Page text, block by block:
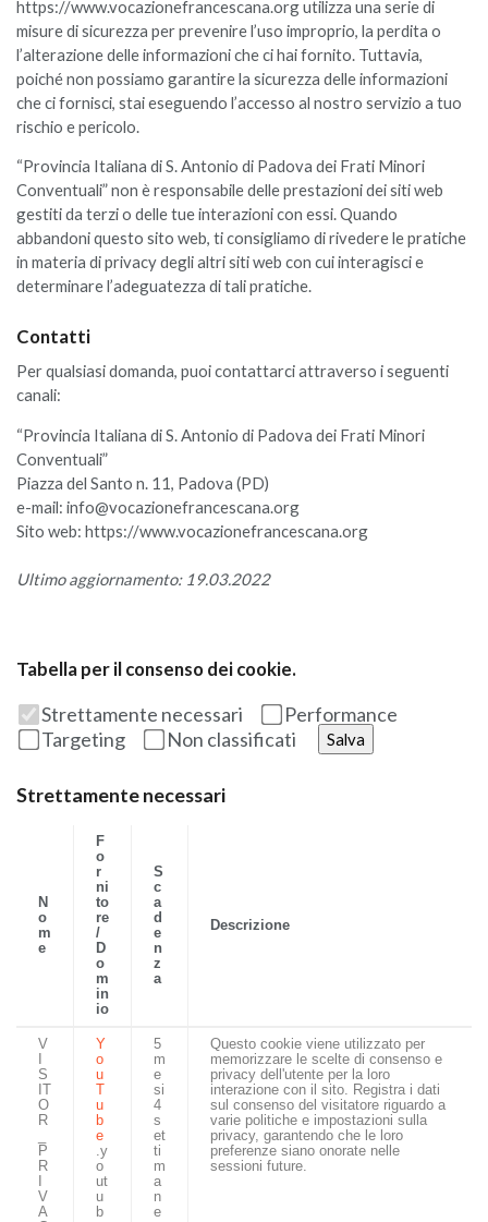
https://www.vocazionefrancescana.org utilizza una serie di
misure di sicurezza per prevenire l’uso improprio, la perdita o
l’alterazione delle informazioni che ci hai fornito. Tuttavia,
poiché non possiamo garantire la sicurezza delle informazioni
che ci fornisci, stai eseguendo l’accesso al nostro servizio a tuo
rischio e pericolo.
“Provincia Italiana di S. Antonio di Padova dei Frati Minori
Conventuali” non è responsabile delle prestazioni dei siti web
gestiti da terzi o delle tue interazioni con essi. Quando
abbandoni questo sito web, ti consigliamo di rivedere le pratiche
in materia di privacy degli altri siti web con cui interagisci e
determinare l’adeguatezza di tali pratiche.
Contatti
Per qualsiasi domanda, puoi contattarci attraverso i seguenti
canali:
“Provincia Italiana di S. Antonio di Padova dei Frati Minori
Conventuali”
Piazza del Santo n. 11, Padova (PD)
e-mail: info@vocazionefrancescana.org
Sito web: https://www.vocazionefrancescana.org
Ultimo aggiornamento: 19.03.2022
Tabella per il consenso dei cookie.
Strettamente necessari
Performance
Targeting
Non classificati Salva
Strettamente necessari
N
o
m
e
F
o
r
ni
to
re
/
D
o
m
in
io
S
c
a
d
e
n
z
a
Descrizione
V
S
IT
O
R
P
R
V
A
Y
o
u
T
u
b
e
.y
o
ut
u
b
5
m
e
si
4
s
et
ti
m
a
n
e
Questo cookie viene utilizzato per
memorizzare le scelte di consenso e
privacy dell'utente per la loro
interazione con il sito. Registra i dati
sul consenso del visitatore riguardo a
varie politiche e impostazioni sulla
privacy, garantendo che le loro
preferenze siano onorate nelle
sessioni future.